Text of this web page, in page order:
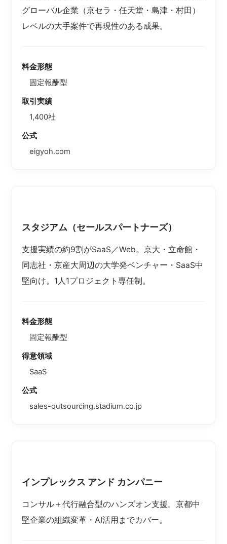
グローバル企業（京セラ・任天堂・島津・村田）
レベルの大手案件で再現性のある成果。
料金形態
固定報酬型
取引実績
1,400社
公式
eigyoh.com
スタジアム（セールスパートナーズ）
支援実績の約9割がSaaS／Web。京大・立命館・
同志社・京産大周辺の大学発ベンチャー・SaaS中
堅向け。1人1プロジェクト専任制。
料金形態
固定報酬型
得意領域
SaaS
公式
sales-outsourcing.stadium.co.jp
インプレックス アンド カンパニー
コンサル＋代行融合型のハンズオン支援。京都中
堅企業の組織変革・AI活用までカバー。